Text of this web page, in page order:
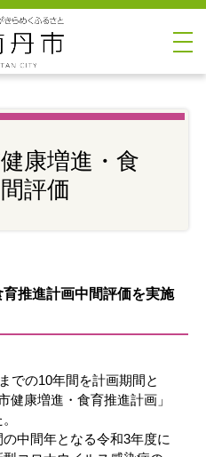
康増進・食
評価
推進計画中間評価を実施
での10年間を計画期間と
健康増進・食育推進計画」
中間年となる令和3年度に